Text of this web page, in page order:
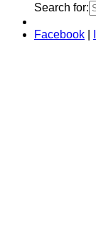
Search for:
Facebook